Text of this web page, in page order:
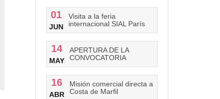
01
JUN
Visita a la feria
internacional SIAL París
14
MAY
APERTURA DE LA
CONVOCATORIA
16
ABR
Misión comercial directa a
Costa de Marfil